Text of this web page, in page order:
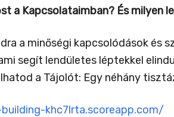
a Kapcsolataimban? És milyen
a minőségi kapcsolódások és
segít lendületes léptekkel
a Tájolót: Egy néhány
khc7lrta.scoreapp.com/